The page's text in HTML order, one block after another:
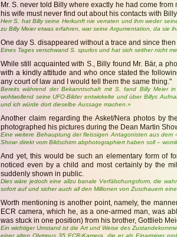
Mr. S. never told Billy where exactly he had come
his wife must never find out about his contacts with
Herr S. hat Billy seine Herkunft nie verraten und ihm weder
zu Billy Meier etwas erfahren, war seine Argumentation, da sie
One day S. disappeared without a trace and since
Eines Tages verschwand S. spurlos und hat sich seither nicht
While still acquainted with S., Billy found Mr. Bär, a
with a kindly attitude and who once stated the
any court of law and I would tell them the same thing."
Bereits während der Bekanntschaft mit S. fand Billy Meier
wohlwollend seine UFO-Bilder entwickelte und über Billys
und ich würde dort dieselbe Aussage machen.»
Another claim regarding the Asket/Nera photos by
photographed his pictures during the Dean Martin
Eine weitere Behauptung der fleissigen Antagonisten aus dem
Show› direkt vom Bildschirm abphotographiert haben soll –
And yet, this would be such an elementary form of
noticed even by a child and most certainly by the
suddenly shown in public.
Dies wäre jedoch eine allzu banale Verfälschungsform, die
sofort auf und sicher auch all den Millionen von Zuschauern
Worth mentioning is another point, namely, the
ECR camera, which he, as a one-armed man, was
was stuck in one position) from his brother, Gottlieb
Ein wichtiger Umstand ist die Art und Weise des
einer alten Olympus 35 ECR-Kamera, die er als Einarmiger